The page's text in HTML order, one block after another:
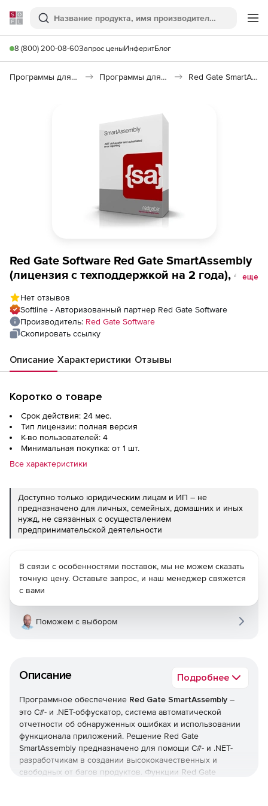
Softline
Поиск
8 (800) 200-08-60Запрос ценыИнферитБлог
Программы для программирования Программы для разработки ПО Red Gate SmartAssembly
Red Gate Software Red Gate SmartAssembly
(лицензия с техподдержкой на 2 года), 4
еще
Нет отзывов
Softline - Авторизованный партнер Red Gate Software
Производитель: Red Gate Software
Скопировать ссылку
Описание Характеристики Отзывы
Коротко о товаре
Срок действия: 24 мес.
Тип лицензии: полная версия
К-во пользователей: 4
Минимальная покупка: от 1 шт.
Все характеристики
Доступно только юридическим лицам и ИП – не
предназначено для личных, семейных, домашних и иных
нужд, не связанных с осуществлением
предпринимательской деятельности
Описание Подробнее
Программное обеспечение Red Gate SmartAssembly –
это С#- и .NET-обфускатор, система автоматической
отчетности об обнаруженных ошибках и использовании
функционала приложений. Решение Red Gate
SmartAssembly предназначено для помощи С#- и .NET-
разработчикам в создании высококачественных и
свободных от багов продуктов. Функции Red Gate
В связи с особенностями поставок, мы не можем сказать
точную цену. Оставьте запрос, и наш менеджер свяжется
с вами
Поможем с выбором